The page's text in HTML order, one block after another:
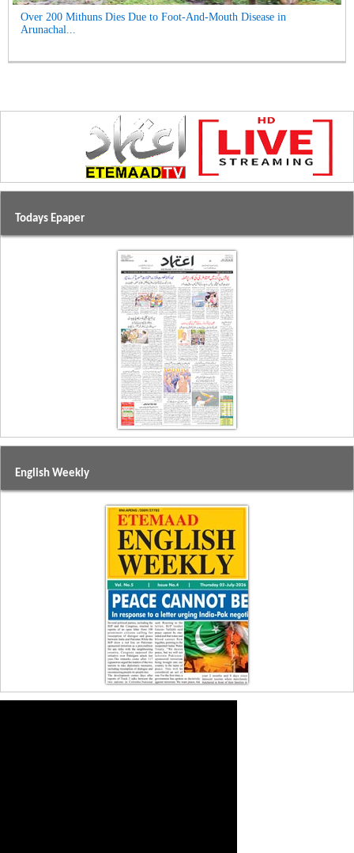
Over 200 Mithuns Dies Due to Foot-And-Mouth Disease in
Arunachal...
Todays Epaper
English Weekly